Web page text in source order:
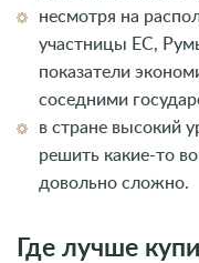
несмотря на
участницы ЕС,
показатели
соседними
в стране высокий
решить какие-то
довольно сложно.
Где лучше